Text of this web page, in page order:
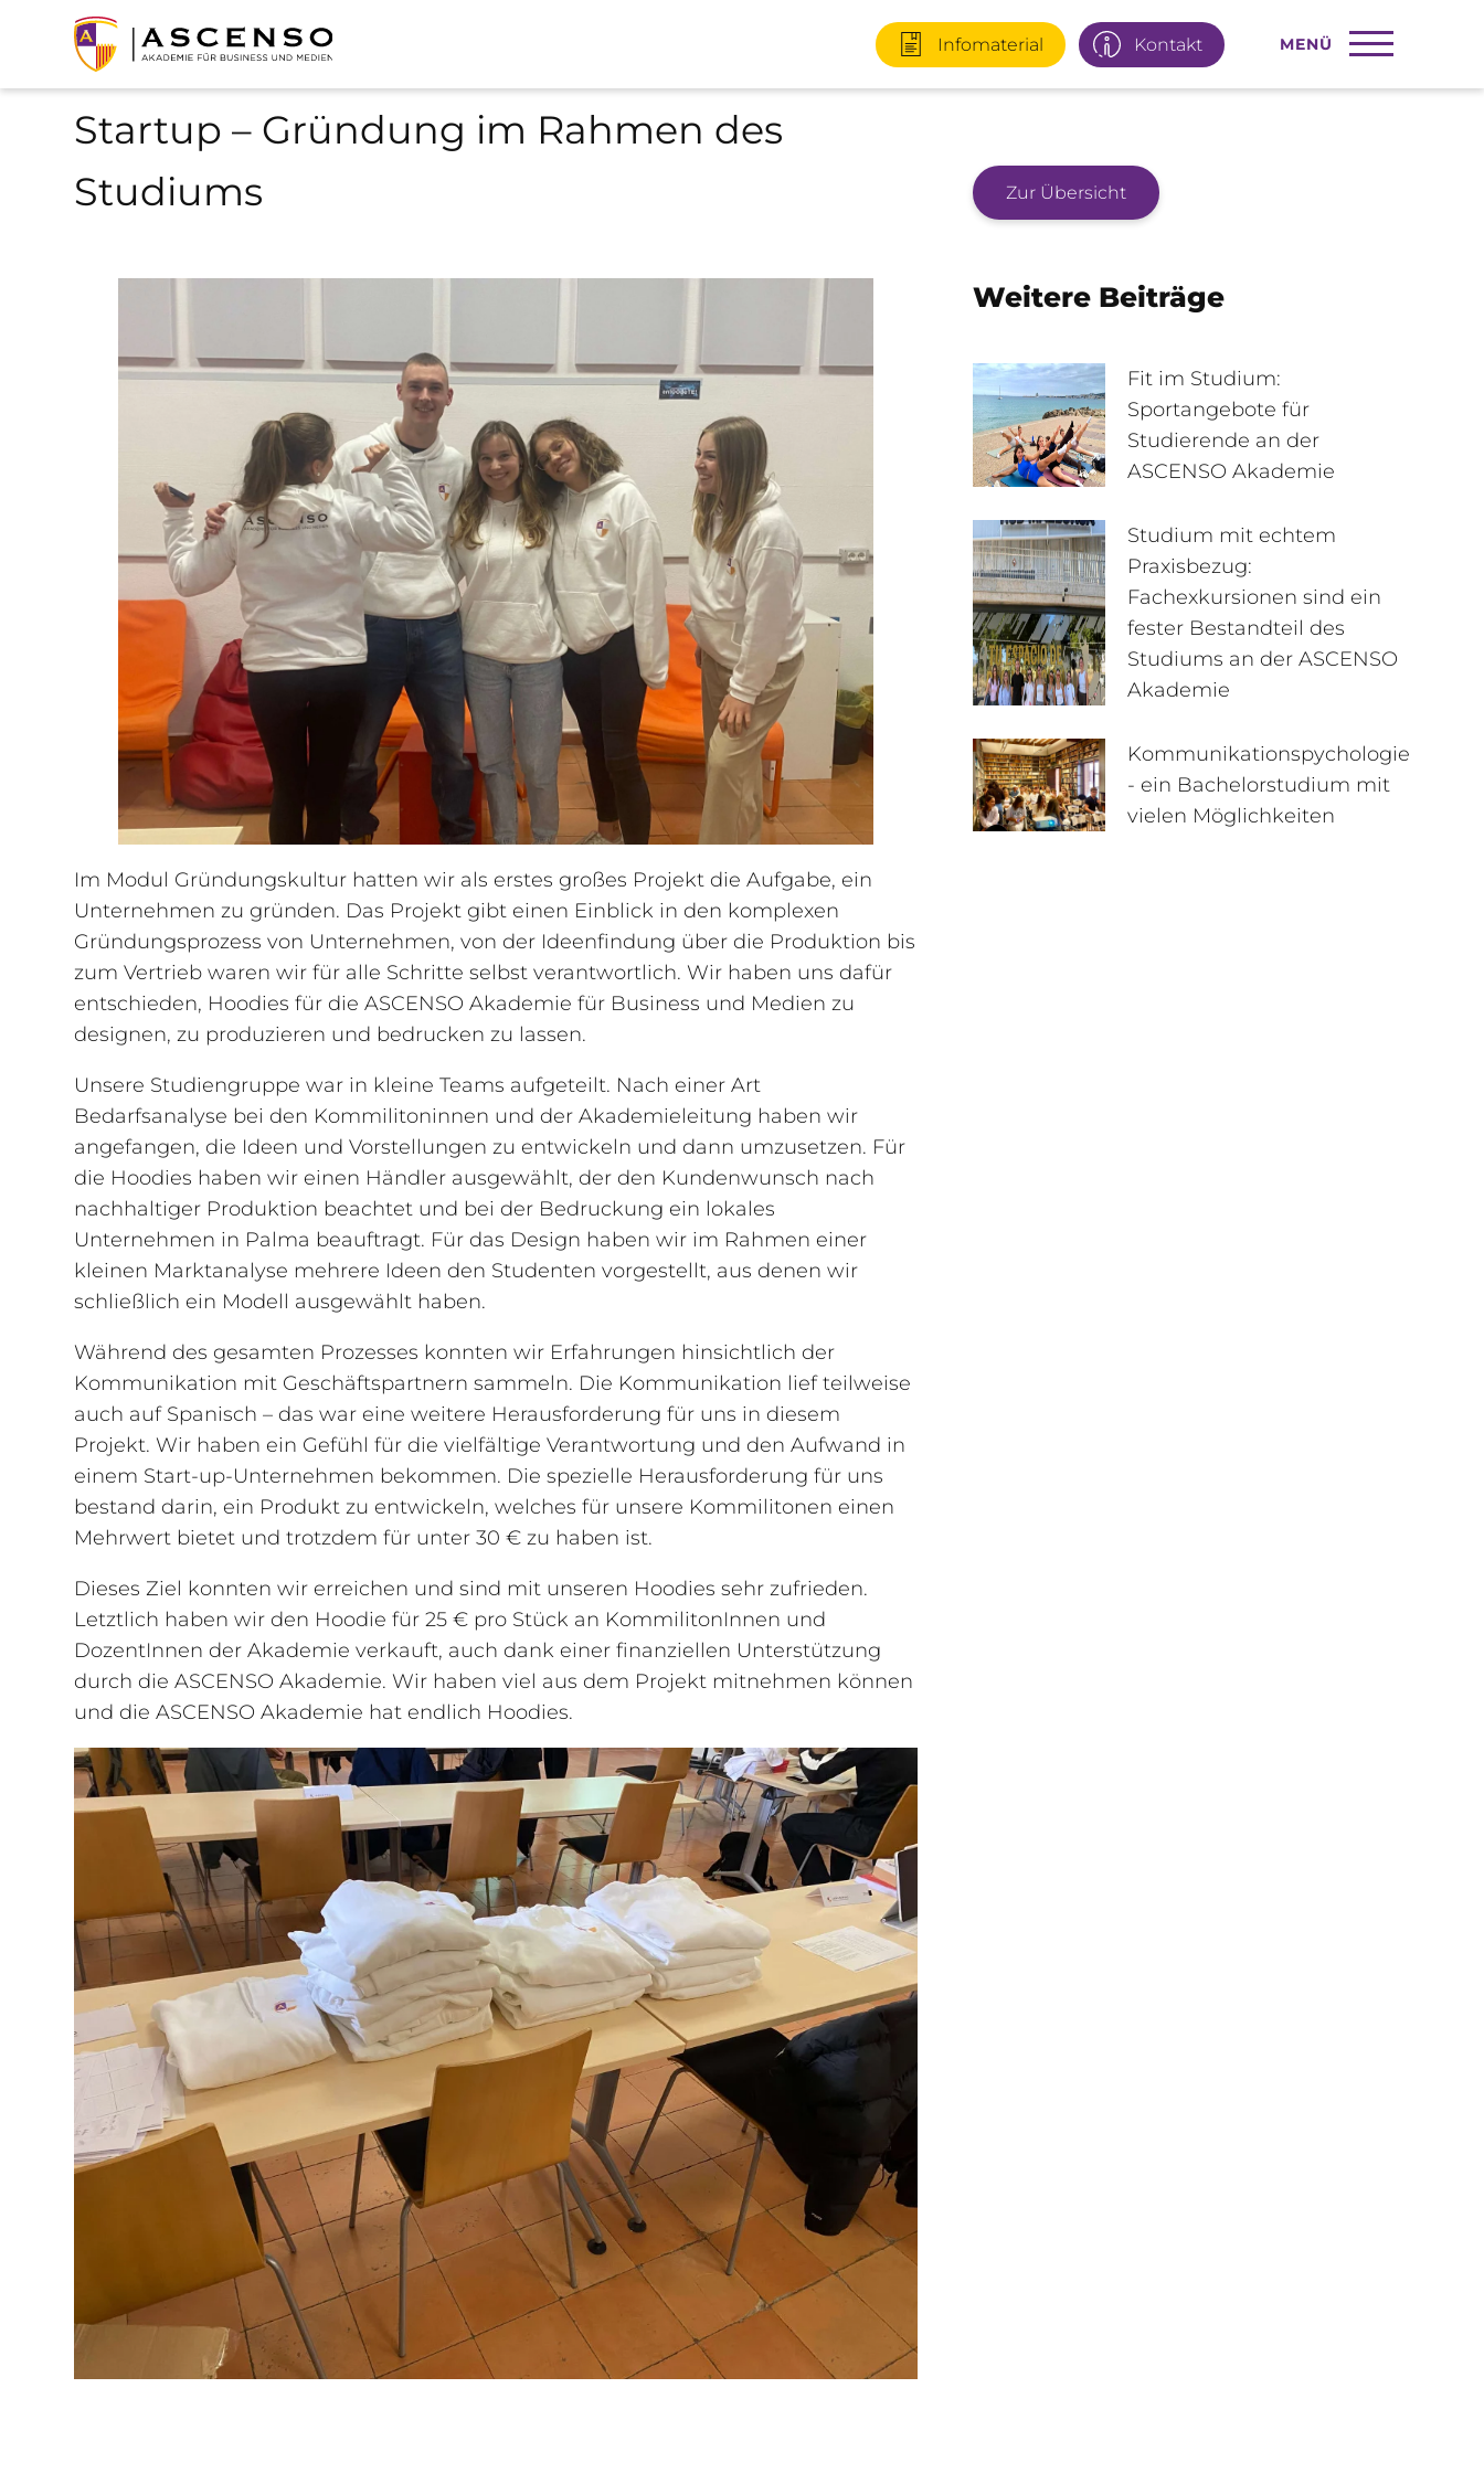
Infomaterial Kontakt MENÜ
Infomaterial
+49 3727 95 92 977 Interner Bereich
Startup – Gründung im Rahmen des
Studiums
Im Modul Gründungskultur hatten wir als erstes großes Projekt die Aufgabe, ein
Unternehmen zu gründen. Das Projekt gibt einen Einblick in den komplexen
Gründungsprozess von Unternehmen, von der Ideenfindung über die Produktion bis
zum Vertrieb waren wir für alle Schritte selbst verantwortlich. Wir haben uns dafür
entschieden, Hoodies für die ASCENSO Akademie für Business und Medien zu
designen, zu produzieren und bedrucken zu lassen.
Unsere Studiengruppe war in kleine Teams aufgeteilt. Nach einer Art
Bedarfsanalyse bei den Kommilitoninnen und der Akademieleitung haben wir
angefangen, die Ideen und Vorstellungen zu entwickeln und dann umzusetzen. Für
die Hoodies haben wir einen Händler ausgewählt, der den Kundenwunsch nach
nachhaltiger Produktion beachtet und bei der Bedruckung ein lokales
Unternehmen in Palma beauftragt. Für das Design haben wir im Rahmen einer
kleinen Marktanalyse mehrere Ideen den Studenten vorgestellt, aus denen wir
schließlich ein Modell ausgewählt haben.
Während des gesamten Prozesses konnten wir Erfahrungen hinsichtlich der
Kommunikation mit Geschäftspartnern sammeln. Die Kommunikation lief teilweise
auch auf Spanisch – das war eine weitere Herausforderung für uns in diesem
Projekt. Wir haben ein Gefühl für die vielfältige Verantwortung und den Aufwand in
einem Start-up-Unternehmen bekommen. Die spezielle Herausforderung für uns
bestand darin, ein Produkt zu entwickeln, welches für unsere Kommilitonen einen
Mehrwert bietet und trotzdem für unter 30 € zu haben ist.
Dieses Ziel konnten wir erreichen und sind mit unseren Hoodies sehr zufrieden.
Letztlich haben wir den Hoodie für 25 € pro Stück an KommilitonInnen und
DozentInnen der Akademie verkauft, auch dank einer finanziellen Unterstützung
durch die ASCENSO Akademie. Wir haben viel aus dem Projekt mitnehmen können
und die ASCENSO Akademie hat endlich Hoodies.
Zur Übersicht
Weitere Beiträge
Fit im Studium:
Sportangebote für
Studierende an der
ASCENSO Akademie
Studium mit echtem
Praxisbezug:
Fachexkursionen sind ein
fester Bestandteil des
Studiums an der ASCENSO
Akademie
Kommunikationspychologie
- ein Bachelorstudium mit
vielen Möglichkeiten